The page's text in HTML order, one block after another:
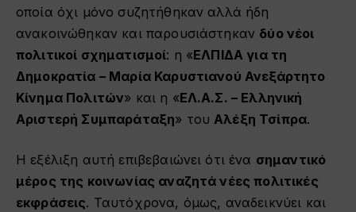
οποία όχι μόνο συζητήθηκαν αλλά ήδη
ανακοινώθηκαν και παρουσιάστηκαν δύο νέοι
πολιτικοί σχηματισμοί: η «ΕΛΠΙΔΑ για τη
Δημοκρατία – Μαρία Καρυστιανού Ανεξάρτητο
Κίνημα Πολιτών» και η «ΕΛ.Α.Σ. – Ελληνική
Αριστερή Συμπαράταξη» του Αλέξη Τσίπρα.
Η εξέλιξη αυτή επιβεβαιώνει ότι ένα σημαντικό
μέρος της κοινωνίας αναζητά νέες πολιτικές
εκφράσεις. Ταυτόχρονα, όμως, αναδεικνύει και